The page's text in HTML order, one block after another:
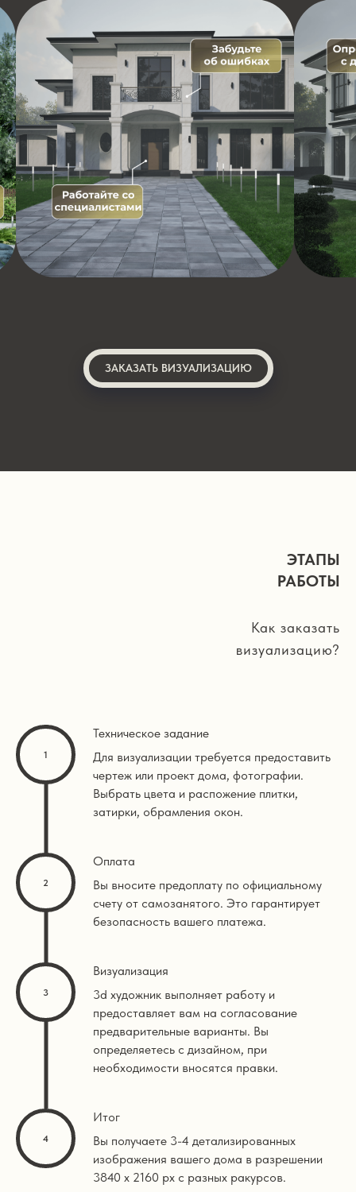
ЗАКАЗАТЬ ВИЗУАЛИЗАЦИЮ
ЭТАПЫ
РАБОТЫ
Как заказать
визуализацию?
Техническое задание
Для визуализации требуется предоставить
чертеж или проект дома, фотографии.
Выбрать цвета и распожение плитки,
затирки, обрамления окон.
Оплата
Вы вносите предоплату по официальному
счету от самозанятого. Это гарантирует
безопасность вашего платежа.
Визуализация
3d художник выполняет работу и
предоставляет вам на согласование
предварительные варианты. Вы
определяетесь с дизайном, при
необходимости вносятся правки.
Итог
Вы получаете 3-4 детализированных
изображения вашего дома в разрешении
3840 х 2160 px с разных ракурсов.